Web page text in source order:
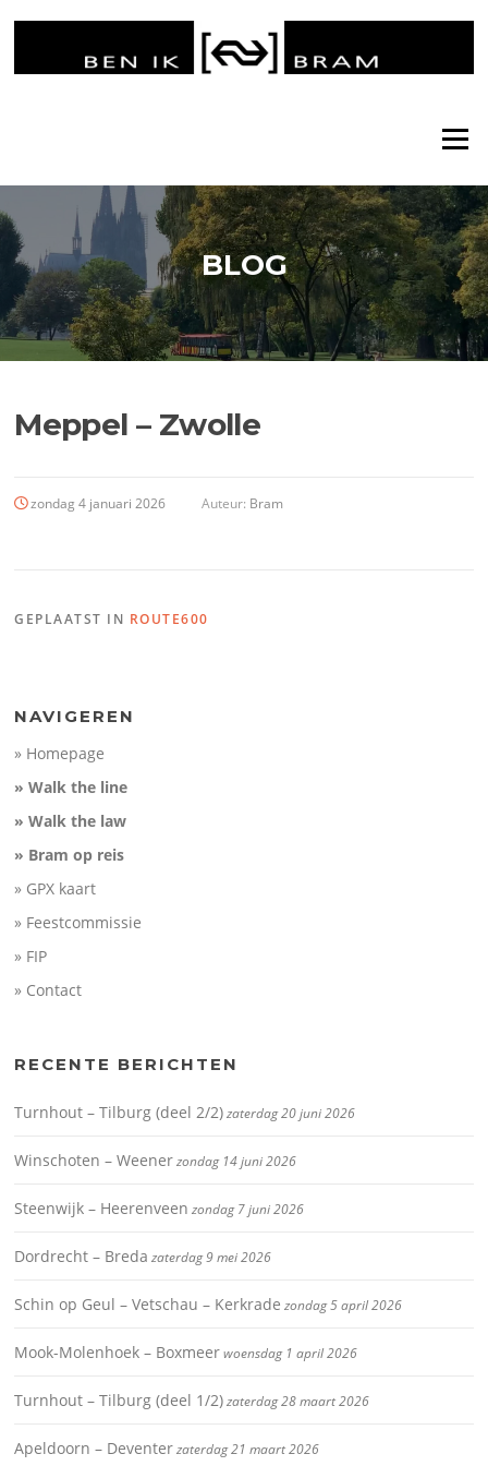
Menu
BLOG
Meppel – Zwolle
zondag 4 januari 2026 Auteur: Bram
GEPLAATST IN ROUTE600
NAVIGEREN
» Homepage
» Walk the line
» Walk the law
» Bram op reis
» GPX kaart
» Feestcommissie
» FIP
» Contact
RECENTE BERICHTEN
Turnhout – Tilburg (deel 2/2)zaterdag 20 juni 2026
Winschoten – Weenerzondag 14 juni 2026
Steenwijk – Heerenveen zondag 7 juni 2026
Dordrecht – Breda zaterdag 9 mei 2026
Schin op Geul – Vetschau – Kerkrade zondag 5 april 2026
Mook-Molenhoek – Boxmeerwoensdag 1 april 2026
Turnhout – Tilburg (deel 1/2)zaterdag 28 maart 2026
Apeldoorn – Deventerzaterdag 21 maart 2026